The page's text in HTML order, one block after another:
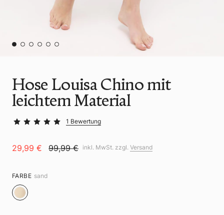
Hose Louisa Chino mit
leichtem Material
1 Bewertung
29,99 € 99,99 € inkl. MwSt. zzgl. Versand
FARBE sand